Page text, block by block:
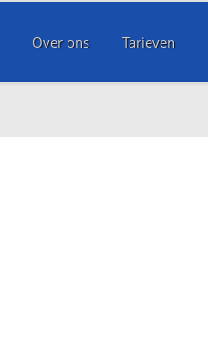
Over ons Tarieven